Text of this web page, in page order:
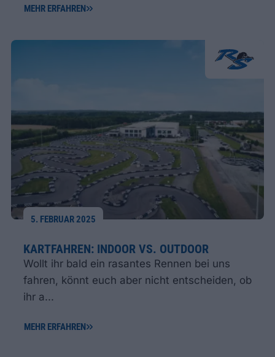
MEHR ERFAHREN
5. FEBRUAR 2025
KARTFAHREN: INDOOR VS. OUTDOOR
Wollt ihr bald ein rasantes Rennen bei uns
fahren, könnt euch aber nicht entscheiden, ob
ihr a...
MEHR ERFAHREN